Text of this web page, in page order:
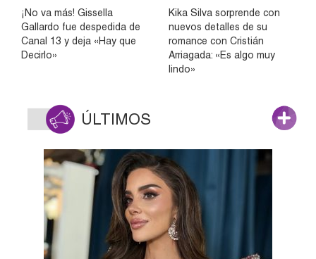
¡No va más! Gissella
Gallardo fue despedida de
Canal 13 y deja «Hay que
Decirlo»
Kika Silva sorprende con
nuevos detalles de su
romance con Cristián
Arriagada: «Es algo muy
lindo»
ÚLTIMOS